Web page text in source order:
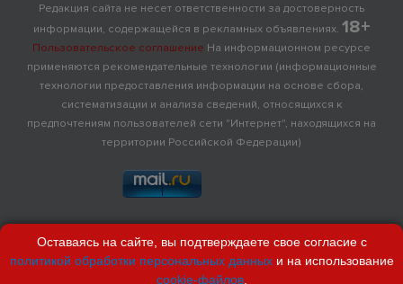
Редакция сайта не несет ответственности за достоверность
информации, содержащейся в рекламных объявлениях. 18+
Пользовательское соглашение На информационном ресурсе
применяются рекомендательные технологии (информационные
технологии предоставления информации на основе сбора,
систематизации и анализа сведений, относящихся к
предпочтениям пользователей сети "Интернет", находящихся на
территории Российской Федерации)
Оставаясь на сайте, вы подтверждаете свое согласие с
политикой обработки персональных данныхи на использование
cookie-файлов.